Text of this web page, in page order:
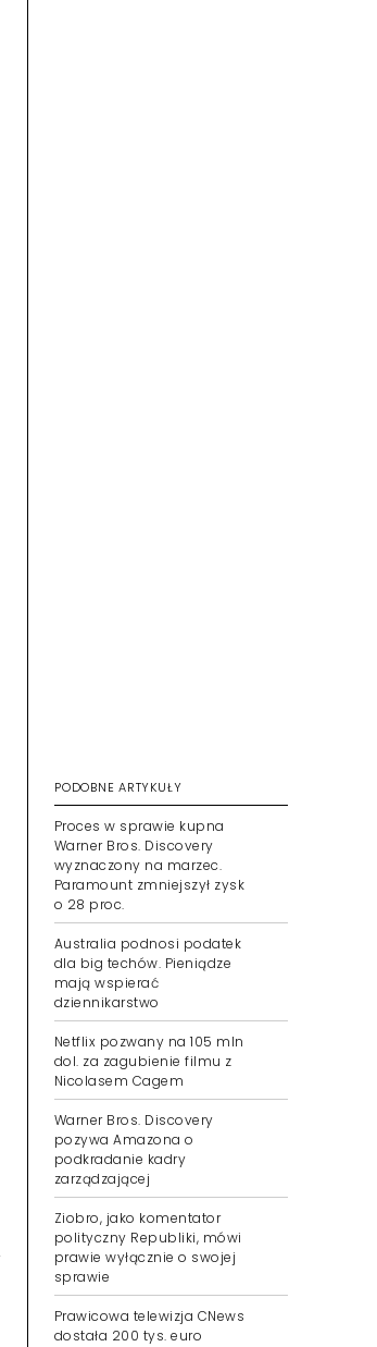
PODOBNE ARTYKUŁY
Proces w sprawie kupna
Warner Bros. Discovery
wyznaczony na marzec.
Paramount zmniejszył zysk
o 28 proc.
Australia podnosi podatek
dla big techów. Pieniądze
mają wspierać
dziennikarstwo
Netflix pozwany na 105 mln
dol. za zagubienie filmu z
Nicolasem Cagem
Warner Bros. Discovery
pozywa Amazona o
podkradanie kadry
zarządzającej
Ziobro, jako komentator
polityczny Republiki, mówi
prawie wyłącznie o swojej
sprawie
Prawicowa telewizja CNews
dostała 200 tys. euro